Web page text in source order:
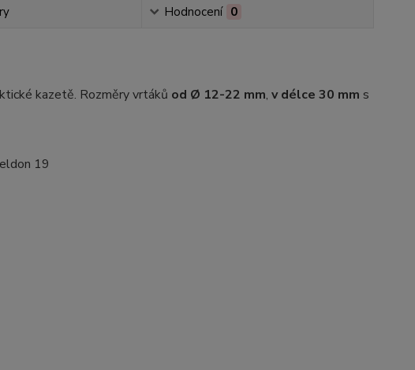
Hodnocení 0
kazetě. Rozměry vrtáků od Ø 12-22 mm, v délce 30 mm s
19